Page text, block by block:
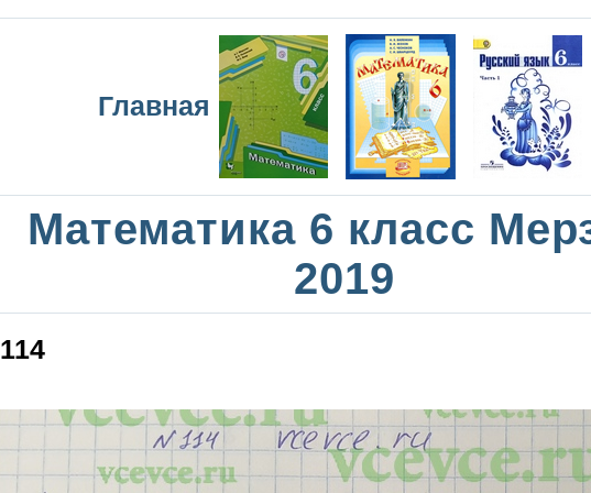
Главная
Математика 6 класс
2019
114